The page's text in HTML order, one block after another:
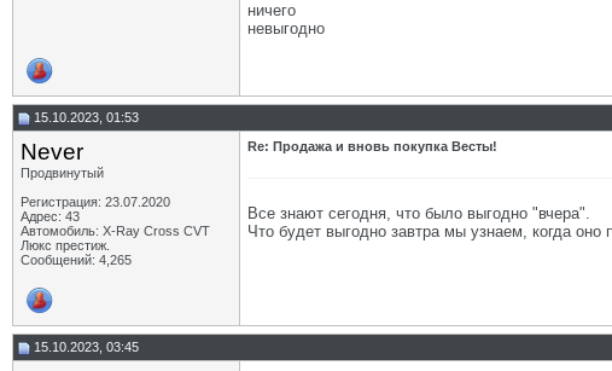
ничего
невыгодно
15.10.2023, 01:53
Never
Продвинутый
Регистрация: 23.07.2020
Адрес: 43
Автомобиль: X-Ray Cross CVT
Люкс престиж.
Сообщений: 4,265
Re: Продажа и вновь покупка Весты!
Все знают сегодня, что было выгодно "вчера".
Что будет выгодно завтра мы узнаем, когда оно
15.10.2023, 03:45